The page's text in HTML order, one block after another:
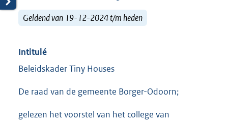
Geldend van 19-12-2024 t/m heden
Intitulé
Beleidskader Tiny Houses
De raad van de gemeente Borger-Odoorn;
gelezen het voorstel van het college van